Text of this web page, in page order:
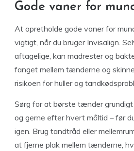
Gode vaner for
At opretholde gode vaner for
vigtigt, når du bruger Invisalign.
aftagelige, kan madrester og
fanget mellem tænderne og
risikoen for huller og
Sørg for at børste tænder
og gerne efter hvert måltid – før
igen. Brug tandtråd eller
at fjerne plak mellem tænderne,